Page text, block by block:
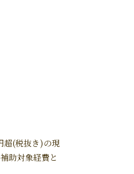
超(税抜き)の現
助対象経費と